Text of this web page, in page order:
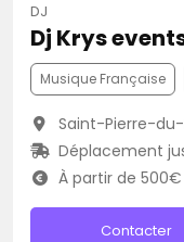
DJ
Dj Krys
Musique Française
Saint-Pierre-du-
Déplacement
À partir de 500€
Contacter